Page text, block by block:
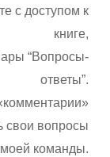
с доступом к
книге,
“Вопросы-
ответы”.
свои вопросы
моей команды.